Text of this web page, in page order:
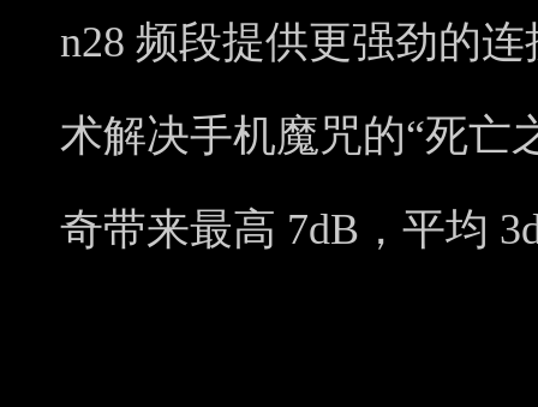
n28 频段提供更强劲的
术解决手机魔咒的“死亡
奇带来最高 7dB，平均